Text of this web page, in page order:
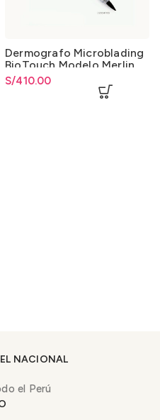
Dermografo Microblading
BioTouch Modelo Merlin
con Pedal
S/410.00
NACIONAL
el Perú